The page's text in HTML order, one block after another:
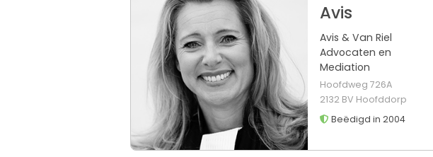
Avis
Avis & Van Riel
Advocaten en
Mediation
Hoofdweg 726A
2132 BV Hoofddorp
Beëdigd in 2004